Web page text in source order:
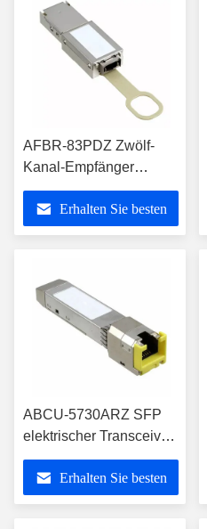
AFBR-83PDZ Zwölf-
Kanal-Empfänger
steckbar, Parallel-Faser-
Optikmodule
Erhalten Sie besten
ABCU-5730ARZ SFP
elektrischer Transceiver
Niederspannungs-(3.3V)
über Kabel der
Kategorien-5
Erhalten Sie besten